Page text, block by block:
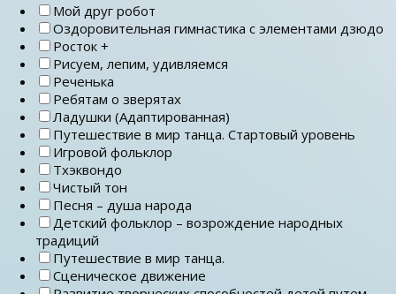
Мой друг робот
Оздоровительная гимнастика с элементами дзюдо
Росток +
Рисуем, лепим, удивляемся
Реченька
Ребятам о зверятах
Ладушки (Адаптированная)
Путешествие в мир танца. Стартовый уровень
Игровой фольклор
Тхэквондо
Чистый тон
Песня – душа народа
Детский фольклор – возрождение народных
традиций
Путешествие в мир танца.
Сценическое движение